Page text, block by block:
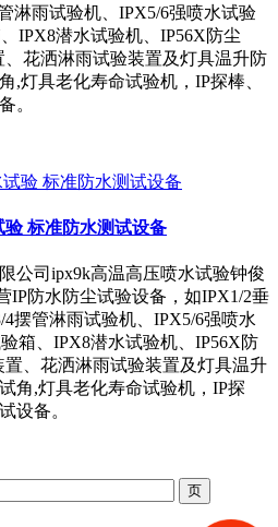
淋雨试验机、IPX5/6强喷水试验
IPX8潜水试验机、IP56X防尘
花洒淋雨试验装置及灯具温升防
,灯具老化寿命试验机，IP探棒、
。
标准防水测试设备​
公司ipx9k高温高压喷水试验钟俊
IP防水防尘试验设备，如IPX1/2垂
摆管淋雨试验机、IPX5/6强喷水
箱、IPX8潜水试验机、IP56X防
、花洒淋雨试验装置及灯具温升
角,灯具老化寿命试验机，IP探
设备。